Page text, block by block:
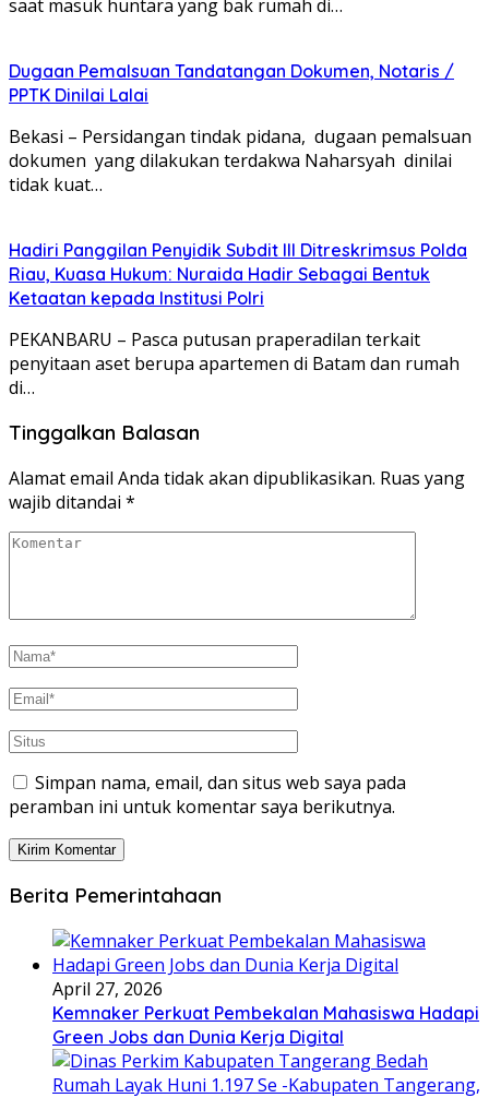
saat masuk huntara yang bak rumah di…
Dugaan Pemalsuan Tandatangan Dokumen, Notaris /
PPTK Dinilai Lalai
Bekasi – Persidangan tindak pidana, dugaan pemalsuan
dokumen yang dilakukan terdakwa Naharsyah dinilai
tidak kuat…
Hadiri Panggilan Penyidik Subdit III Ditreskrimsus Polda
Riau, Kuasa Hukum: Nuraida Hadir Sebagai Bentuk
Ketaatan kepada Institusi Polri
PEKANBARU – Pasca putusan praperadilan terkait
penyitaan aset berupa apartemen di Batam dan rumah
di…
Tinggalkan Balasan
Alamat email Anda tidak akan dipublikasikan. Ruas yang
wajib ditandai *
Simpan nama, email, dan situs web saya pada
peramban ini untuk komentar saya berikutnya.
Berita Pemerintahaan
April 27, 2026
Kemnaker Perkuat Pembekalan Mahasiswa Hadapi
Green Jobs dan Dunia Kerja Digital